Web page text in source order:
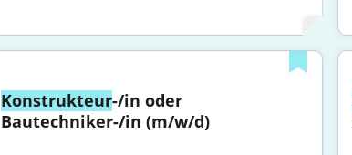
Konstrukteur-/in oder
Bautechniker-/in (m/w/d)